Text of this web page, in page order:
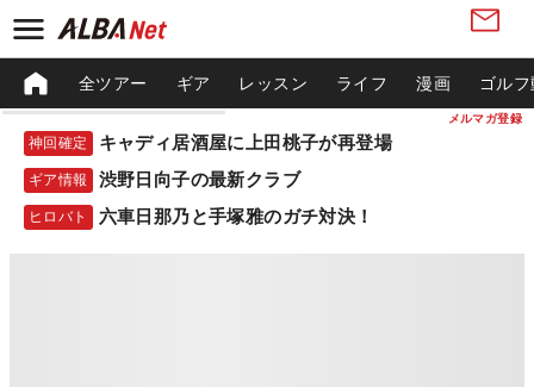
メルマガ登録
全ツアー ギア レッスン ライフ 漫画 ゴル
神回確定 キャディ居酒屋に上田桃子が再登場
ギア情報 渋野日向子の最新クラブ
ヒロバト 六車日那乃と手塚雅のガチ対決！